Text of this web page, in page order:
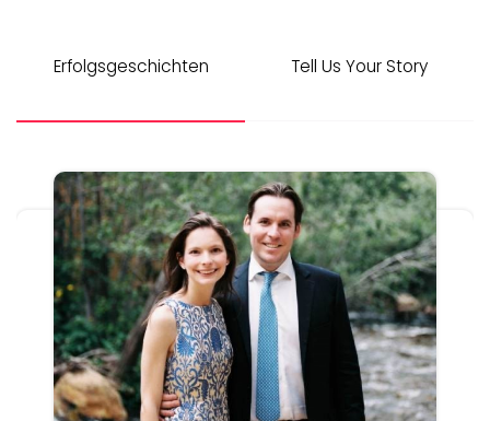
Erfolgsgeschichten Tell Us Your Story